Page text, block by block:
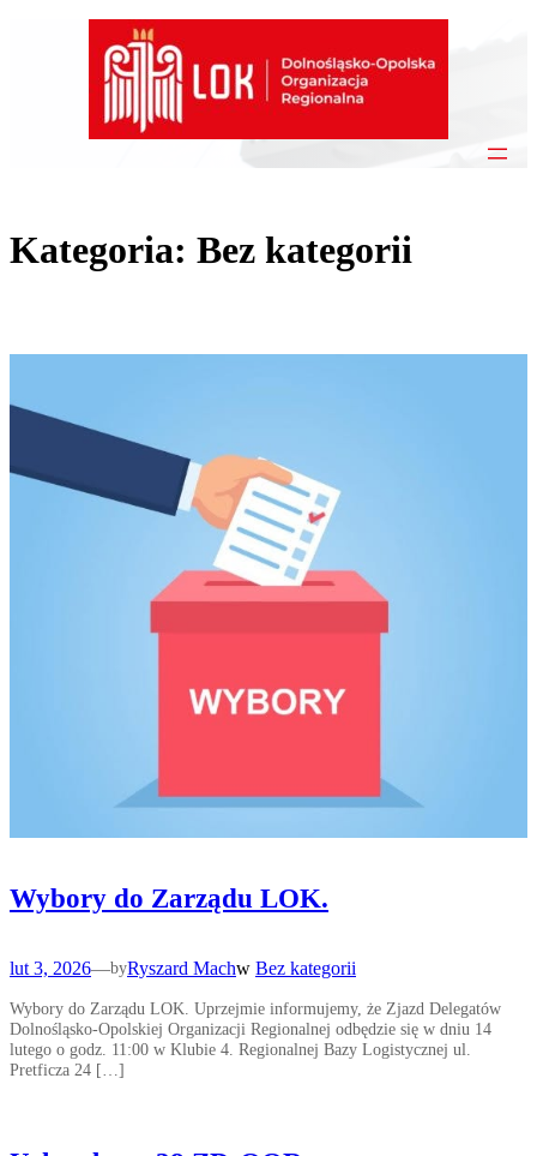
Kategoria: Bez kategorii
Wybory do Zarządu LOK.
lut 3, 2026—byRyszard Machw Bez kategorii
Wybory do Zarządu LOK. Uprzejmie informujemy, że Zjazd Delegatów
Dolnośląsko-Opolskiej Organizacji Regionalnej odbędzie się w dniu 14
lutego o godz. 11:00 w Klubie 4. Regionalnej Bazy Logistycznej ul.
Pretficza 24 […]